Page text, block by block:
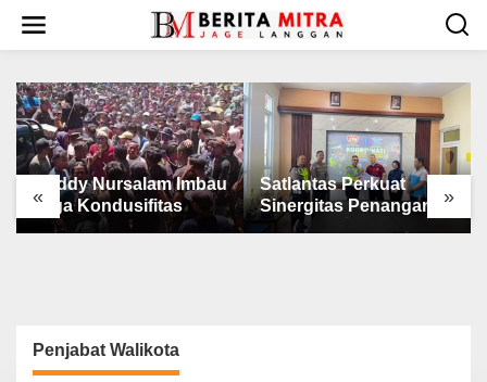
w
« »
Ruddy Nursalam Imbau
Jaga Kondusifitas
Satlantas Perkuat
Sinergitas Penanganan
Laka Lantas
Penjabat Walikota